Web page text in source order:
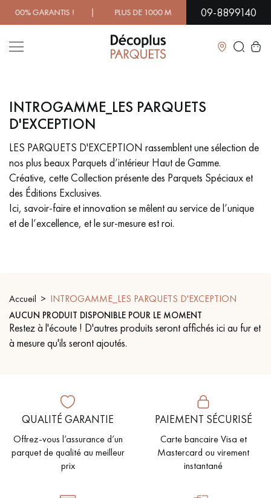
GARANTIS ! | PLUS DE 1000 MODÈLES À DÉCOUVRIR
09-8899140
Fermer
LES RECHERCHES LES PLUS COURANTES
PARQUET MASSIF
PARQUET CONTRECOLLÉ -
FLOTTANT
SOL PLAQUÉ BOIS VERITABLES
PARQUETS À MOTIFS
PARQUET EN BOIS EXOTIQUE
PARQUET LAMES LARGES XXL PARQUET EN CHÊNE
ACCESSOIRES PARQUET
D'INTÉRIEUR
Nos conseillers sont disponibles au
09-8899140
INTROGAMME_LES PARQUETS
D'EXCEPTION
LES PARQUETS D'EXCEPTION rassemblent une sélection de
nos plus beaux Parquets d’intérieur Haut de Gamme.
Créative, cette Collection présente des Parquets Spéciaux et
des Éditions Exclusives.
Ici, savoir-faire et innovation se mêlent au service de l’unique
et de l’excellence, et le sur-mesure est roi.
Accueil INTROGAMME_LES PARQUETS D'EXCEPTION
AUCUN PRODUIT DISPONIBLE POUR LE MOMENT
Restez à l'écoute ! D'autres produits seront affichés ici au fur et
à mesure qu'ils seront ajoutés.
QUALITÉ GARANTIE
Offrez-vous l’assurance d’un
parquet de qualité au meilleur
prix
PAIEMENT SÉCURISÉ
Carte bancaire Visa et
Mastercard ou virement
instantané